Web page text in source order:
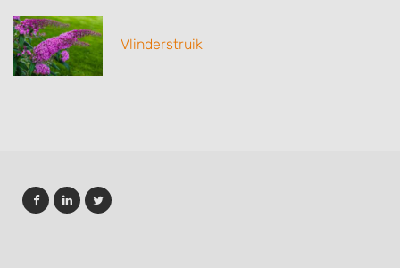
Vlinderstruik